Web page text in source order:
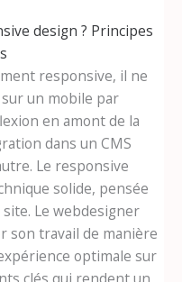
design ? Principes
responsive, il ne
sur un mobile par
en amont de la
dans un CMS
Le responsive
solide, pensée
Le webdesigner
son travail de manière
optimale sur